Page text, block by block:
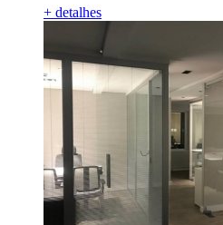
+ detalhes